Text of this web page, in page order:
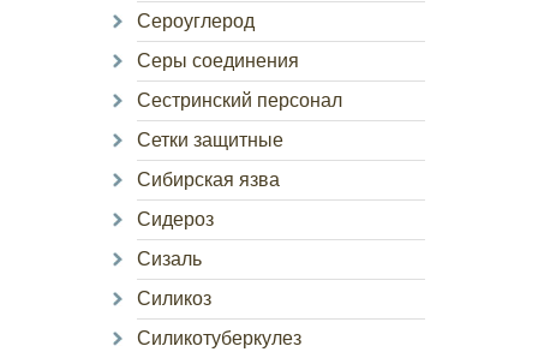
Сероуглерод
Серы соединения
Сестринский персонал
Сетки защитные
Сибирская язва
Сидероз
Сизаль
Силикоз
Силикотуберкулез